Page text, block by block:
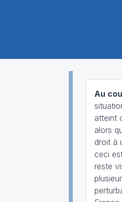
Au
atteint
alors
droit à
ceci
reste